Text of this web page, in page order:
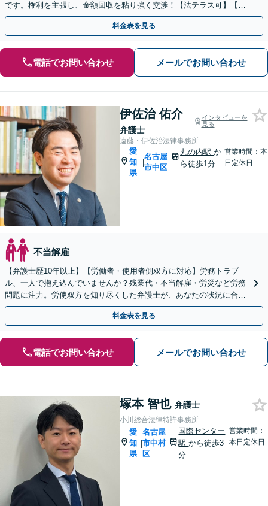
です。権利を主張し、金額回収を粘り強く交渉！【法テラス可】【休
日・夜間の受付】【初回相談30分無料】
料金表を見る
電話でお問い合わせ メールでお問い合わせ
伊佐治 佑介
弁護士
インタビューを
見る
遠藤・伊佐治法律事務所
愛
知
県
|
名古屋
市中区
丸の内駅か
ら徒歩1分
営業時間：本
日定休日
不当解雇
【弁護士歴10年以上】【労働者・使用者側双方に対応】労務トラブ
ル、一人で抱え込んでいませんか？残業代・不当解雇・労災など労務
問題に注力。労使双方を知り尽くした弁護士が、あなたの状況に合わ
せた柔軟な解決策をご提案します。【丸の内駅2分】
料金表を見る
電話でお問い合わせ メールでお問い合わせ
塚本 智也 弁護士
小川総合法律特許事務所
愛
知
県
|
名古屋
市中村
区
国際センター
駅から徒歩3
分
営業時間：
本日定休日